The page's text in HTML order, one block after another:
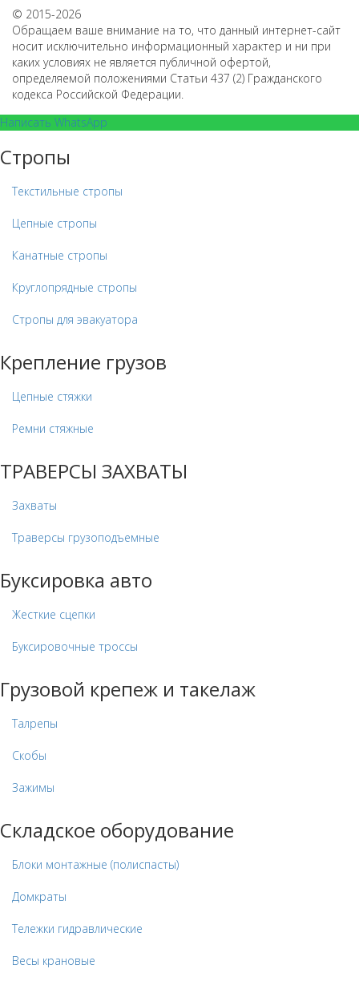
© 2015-2026
Обращаем ваше внимание на то, что данный интернет-сайт
носит исключительно информационный характер и ни при
каких условиях не является публичной офертой,
определяемой положениями Статьи 437 (2) Гражданского
кодекса Российской Федерации.
Написать WhatsApp
Стропы
Текстильные стропы
Цепные стропы
Канатные стропы
Круглопрядные стропы
Стропы для эвакуатора
Крепление грузов
Цепные стяжки
Ремни стяжные
ТРАВЕРСЫ ЗАХВАТЫ
Захваты
Траверсы грузоподъемные
Буксировка авто
Жесткие сцепки
Буксировочные троссы
Грузовой крепеж и такелаж
Талрепы
Скобы
Зажимы
Складское оборудование
Блоки монтажные (полиспасты)
Домкраты
Тележки гидравлические
Весы крановые